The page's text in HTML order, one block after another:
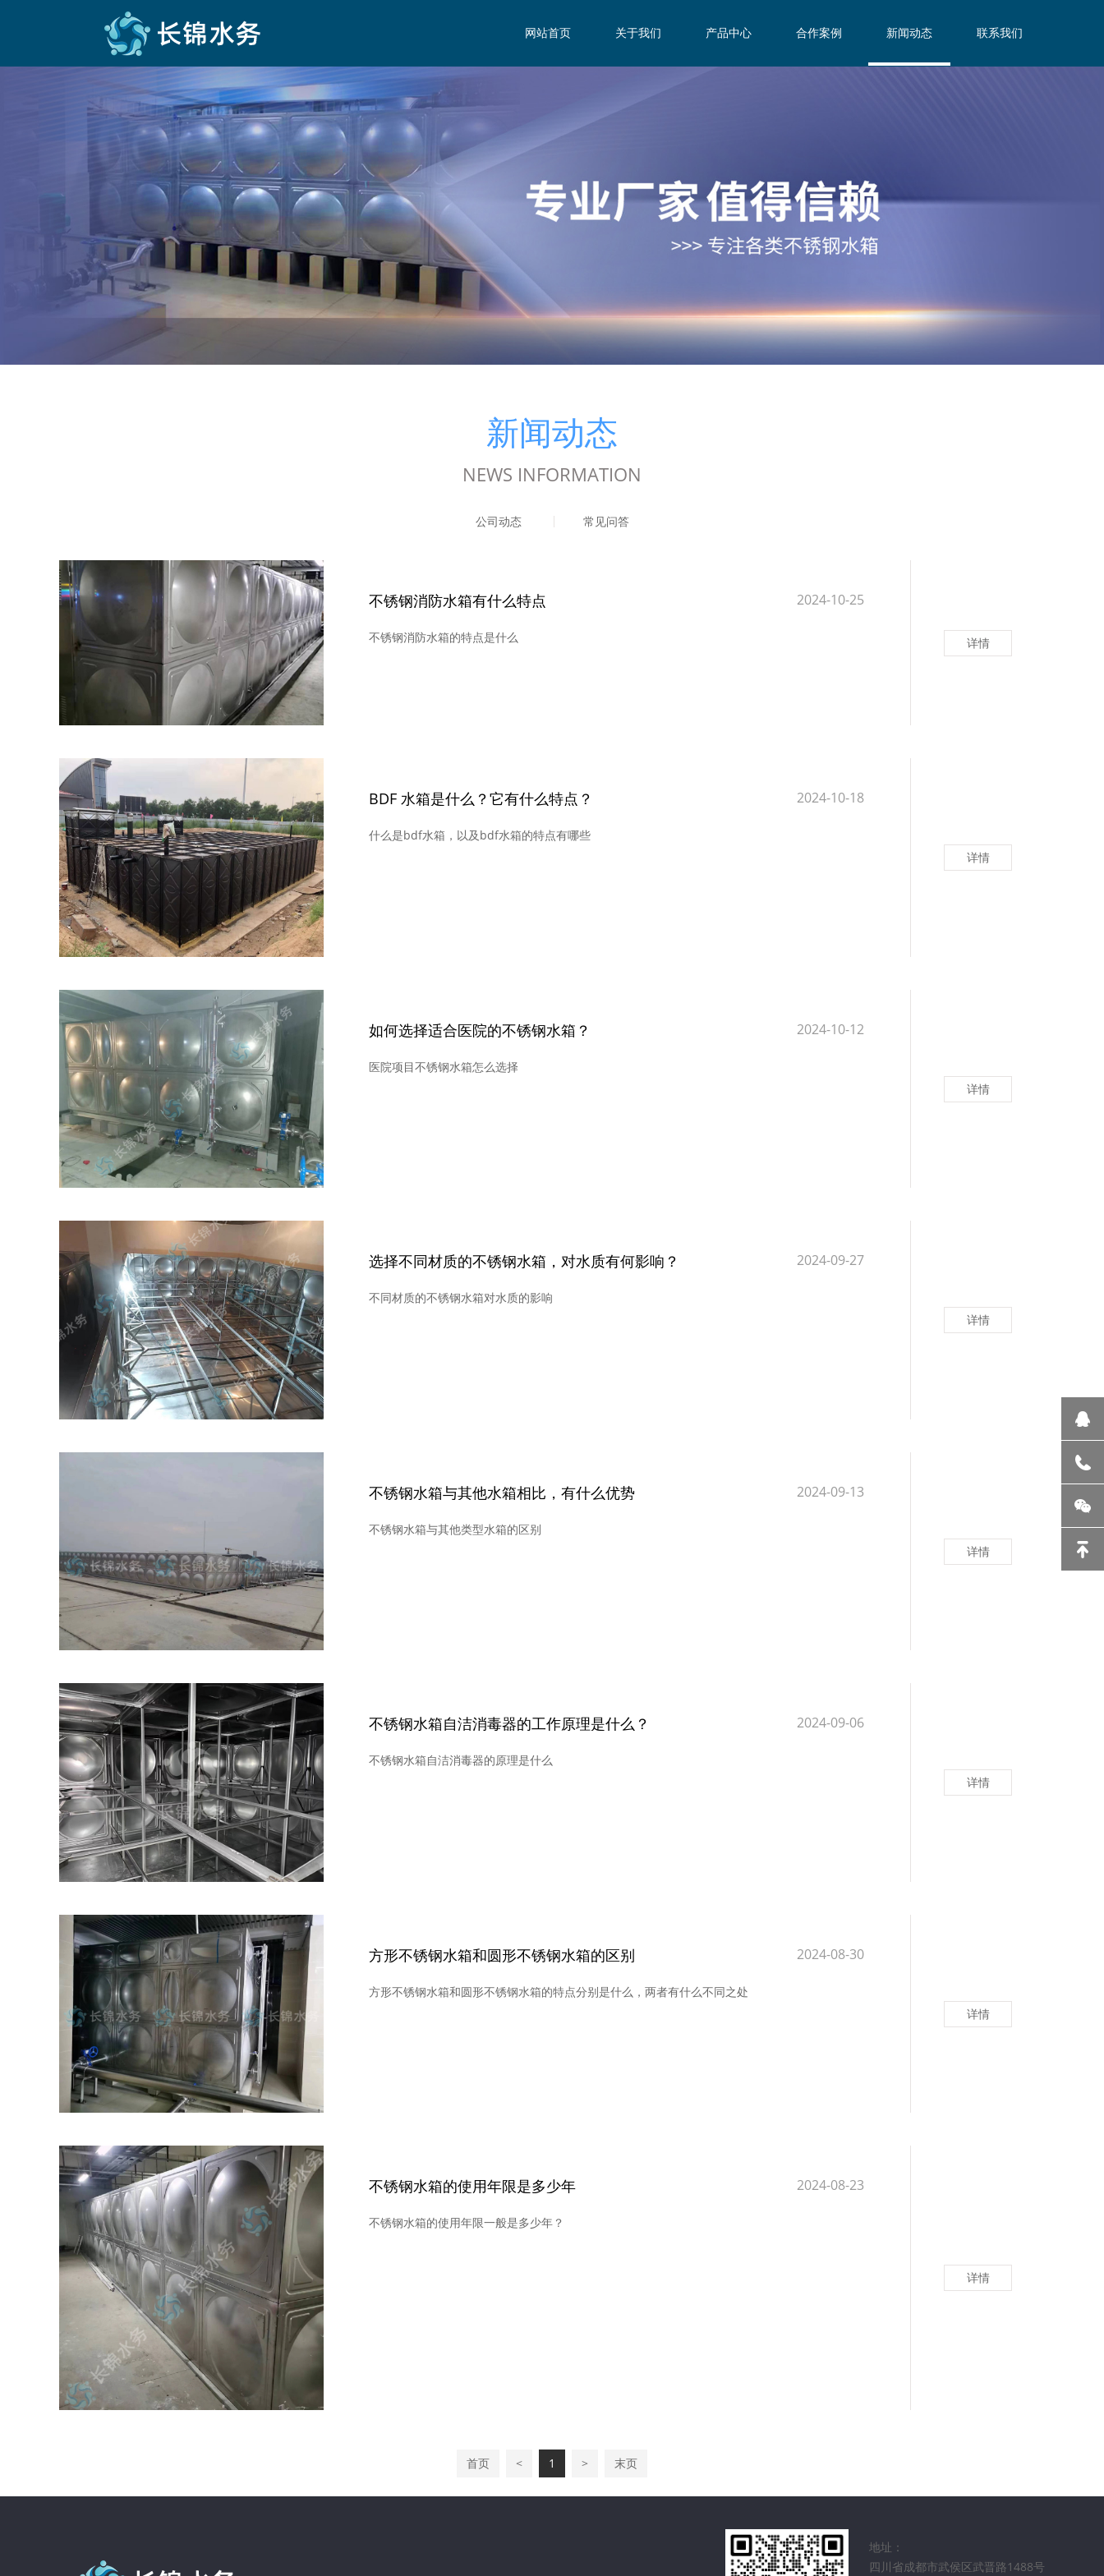
网站首页 关于我们 产品中心 合作案例 新闻动态 联系我们
新闻动态
NEWS INFORMATION
公司动态 常见问答
不锈钢消防水箱有什么特点 2024-10-25
不锈钢消防水箱的特点是什么 详情
BDF 水箱是什么？它有什么特点？ 2024-10-18
什么是bdf水箱，以及bdf水箱的特点有哪些
详情
如何选择适合医院的不锈钢水箱？ 2024-10-12
医院项目不锈钢水箱怎么选择
详情
选择不同材质的不锈钢水箱，对水质有何影响？ 2024-09-27
不同材质的不锈钢水箱对水质的影响
详情
不锈钢水箱与其他水箱相比，有什么优势 2024-09-13
不锈钢水箱与其他类型水箱的区别
详情
不锈钢水箱自洁消毒器的工作原理是什么？ 2024-09-06
不锈钢水箱自洁消毒器的原理是什么
详情
方形不锈钢水箱和圆形不锈钢水箱的区别 2024-08-30
方形不锈钢水箱和圆形不锈钢水箱的特点分别是什么，两者有什么不同之处
详情
不锈钢水箱的使用年限是多少年 2024-08-23
不锈钢水箱的使用年限一般是多少年？
详情
首页 < 1 > 末页
地址：
四川省成都市武侯区武晋路1488号